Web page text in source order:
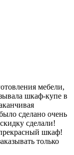
мебели,
шкаф-купе в
сделано очень
сделали!
шкаф!
только